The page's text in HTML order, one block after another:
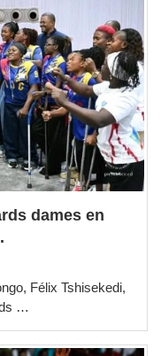
dames en
Félix Tshisekedi,
…